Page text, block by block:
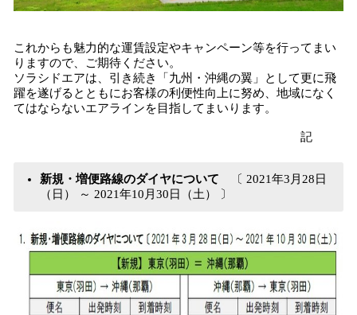
これからも魅力的な運賃設定やキャンペーン等を行ってまい
りますので、ご期待ください。
ソラシドエアは、引き続き「九州・沖縄の翼」として更に飛
躍を遂げるとともにお客様の利便性向上に努め、地域になく
てはならないエアラインを目指してまいります。
記
新規 ・増便路線のダイヤについて 〔 2021年3月28日
（日） ～ 2021年10月30日（土） 〕